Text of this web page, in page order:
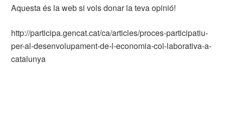
Aquesta és la web si vols donar la teva opinió!
http://participa.gencat.cat/ca/articles/proces-participatiu-
per-al-desenvolupament-de-l-economia-col-laborativa-a-
catalunya